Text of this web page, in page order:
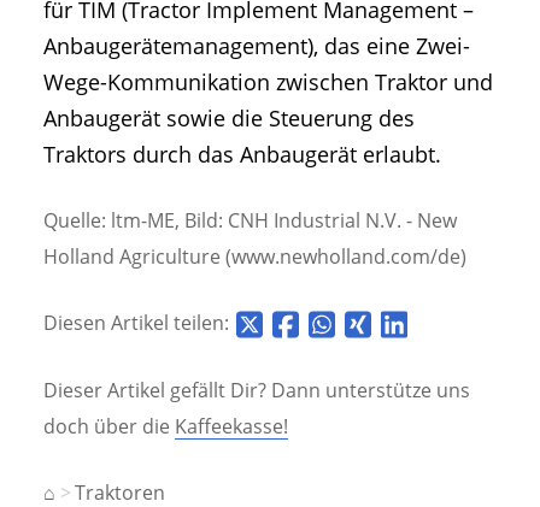
für TIM (Tractor Implement Management –
Anbaugerätemanagement), das eine Zwei-
Wege-Kommunikation zwischen Traktor und
Anbaugerät sowie die Steuerung des
Traktors durch das Anbaugerät erlaubt.
Quelle: ltm-ME, Bild: CNH Industrial N.V. - New
Holland Agriculture (www.newholland.com/de)
Diesen Artikel teilen:
Dieser Artikel gefällt Dir? Dann unterstütze uns
doch über die Kaffeekasse!
⌂ Traktoren